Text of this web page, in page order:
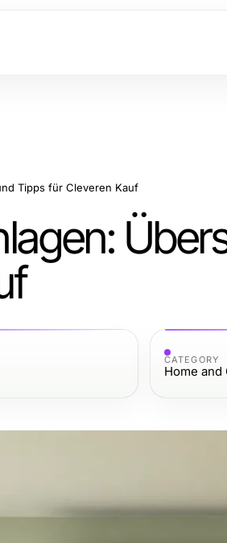
Tipps für Cleveren Kauf
CATEGORY
Home and